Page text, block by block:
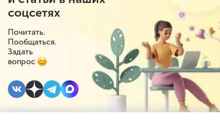
соцсетях
Почитать.
Пообщаться.
Задать
вопрос